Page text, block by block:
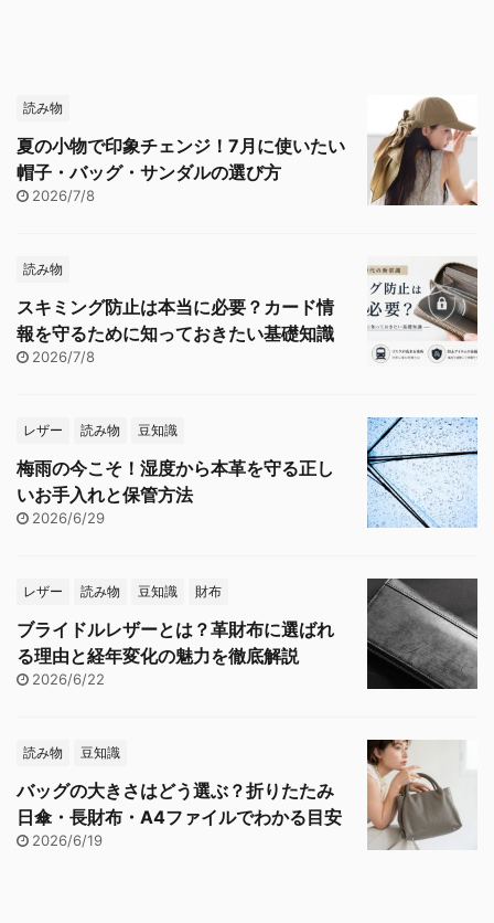
読み物
夏の小物で印象チェンジ！7月に使いたい
帽子・バッグ・サンダルの選び方
2026/7/8
読み物
スキミング防止は本当に必要？カード情
報を守るために知っておきたい基礎知識
2026/7/8
レザー 読み物 豆知識
梅雨の今こそ！湿度から本革を守る正し
いお手入れと保管方法
2026/6/29
レザー 読み物 豆知識 財布
ブライドルレザーとは？革財布に選ばれ
る理由と経年変化の魅力を徹底解説
2026/6/22
読み物 豆知識
バッグの大きさはどう選ぶ？折りたたみ
日傘・長財布・A4ファイルでわかる目安
2026/6/19